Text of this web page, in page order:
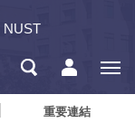
NUST
重要連結